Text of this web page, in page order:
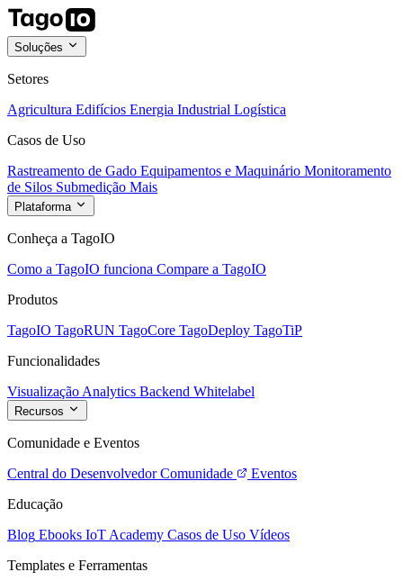
Soluções
Setores
Agricultura Edifícios Energia Industrial Logística
Casos de Uso
Rastreamento de Gado Equipamentos e Maquinário Monitoramento
de Silos Submedição Mais
Plataforma
Conheça a TagoIO
Como a TagoIO funciona Compare a TagoIO
Produtos
TagoIO TagoRUN TagoCore TagoDeploy TagoTiP
Funcionalidades
Visualização Analytics Backend Whitelabel
Recursos
Comunidade e Eventos
Central do Desenvolvedor Comunidade
Eventos
Educação
Blog Ebooks IoT Academy Casos de Uso Vídeos
Templates e Ferramentas